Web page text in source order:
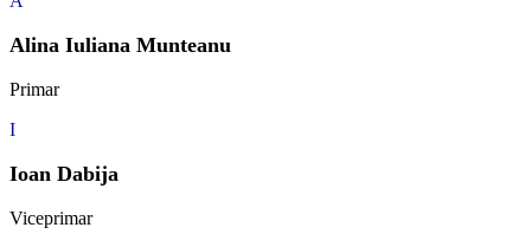
Alina Iuliana Munteanu
Primar
I
Ioan Dabija
Viceprimar